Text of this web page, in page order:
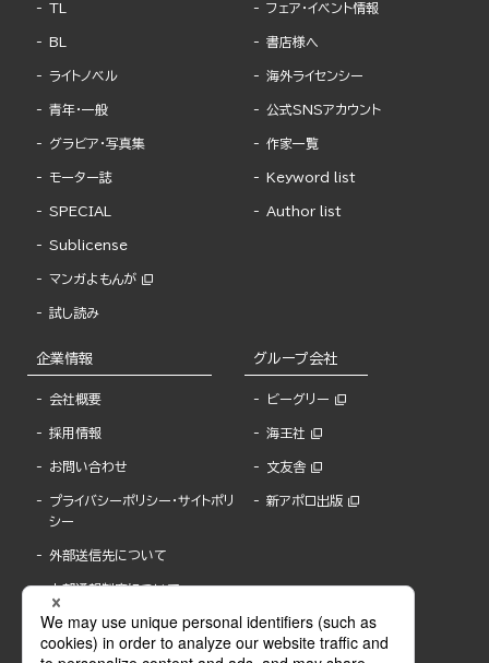
TL
BL
ライトノベル
青年・一般
グラビア・写真集
モーター誌
SPECIAL
Sublicense
マンガよもんが
試し読み
フェア・イベント情報
書店様へ
海外ライセンシー
公式SNSアカウント
作家一覧
Keyword list
Author list
企業情報
会社概要
採用情報
お問い合わせ
プライバシーポリシー・サイトポリ
シー
外部送信先について
内部通報制度について
グループ会社
ビーグリー
海王社
文友舎
新アポロ出版